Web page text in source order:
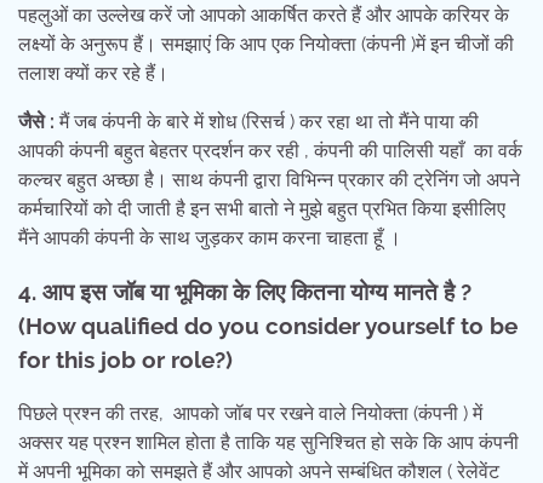
पहलुओं का उल्लेख करें जो आपको आकर्षित करते हैं और आपके करियर के
लक्ष्यों के अनुरूप हैं। समझाएं कि आप एक नियोक्ता (कंपनी )में इन चीजों की
तलाश क्यों कर रहे हैं।
जैसे : मैं जब कंपनी के बारे में शोध (रिसर्च ) कर रहा था तो मैंने पाया की
आपकी कंपनी बहुत बेहतर प्रदर्शन कर रही , कंपनी की पालिसी यहाँ का वर्क
कल्चर बहुत अच्छा है। साथ कंपनी द्वारा विभिन्न प्रकार की ट्रेनिंग जो अपने
कर्मचारियों को दी जाती है इन सभी बातो ने मुझे बहुत प्रभित किया इसीलिए
मैंने आपकी कंपनी के साथ जुड़कर काम करना चाहता हूँ ।
4. आप इस जॉब या भूमिका के लिए कितना योग्य मानते है?
(How qualified do you consider yourself to be
for this job or role?)
पिछले प्रश्न की तरह, आपको जॉब पर रखने वाले नियोक्ता (कंपनी ) में
अक्सर यह प्रश्न शामिल होता है ताकि यह सुनिश्चित हो सके कि आप कंपनी
में अपनी भूमिका को समझते हैं और आपको अपने सम्बंधित कौशल ( रेलेवेंट